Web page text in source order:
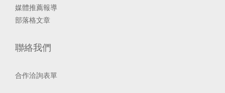
媒體推薦報導
部落格文章
聯絡我們
合作洽詢表單